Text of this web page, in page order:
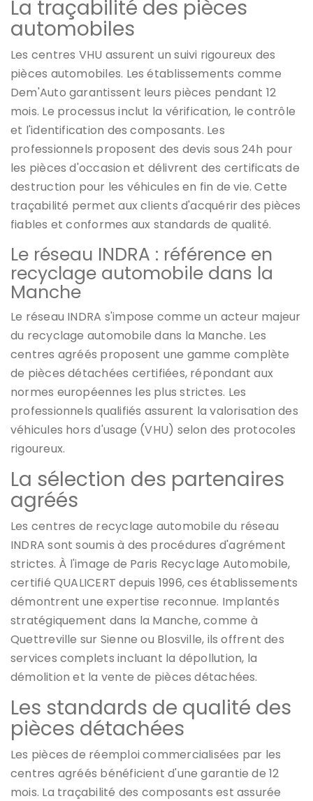
La traçabilité des pièces
automobiles
Les centres VHU assurent un suivi rigoureux des
pièces automobiles. Les établissements comme
Dem'Auto garantissent leurs pièces pendant 12
mois. Le processus inclut la vérification, le contrôle
et l'identification des composants. Les
professionnels proposent des devis sous 24h pour
les pièces d'occasion et délivrent des certificats de
destruction pour les véhicules en fin de vie. Cette
traçabilité permet aux clients d'acquérir des pièces
fiables et conformes aux standards de qualité.
Le réseau INDRA : référence en
recyclage automobile dans la
Manche
Le réseau INDRA s'impose comme un acteur majeur
du recyclage automobile dans la Manche. Les
centres agréés proposent une gamme complète
de pièces détachées certifiées, répondant aux
normes européennes les plus strictes. Les
professionnels qualifiés assurent la valorisation des
véhicules hors d'usage (VHU) selon des protocoles
rigoureux.
La sélection des partenaires
agréés
Les centres de recyclage automobile du réseau
INDRA sont soumis à des procédures d'agrément
strictes. À l'image de Paris Recyclage Automobile,
certifié QUALICERT depuis 1996, ces établissements
démontrent une expertise reconnue. Implantés
stratégiquement dans la Manche, comme à
Quettreville sur Sienne ou Blosville, ils offrent des
services complets incluant la dépollution, la
démolition et la vente de pièces détachées.
Les standards de qualité des
pièces détachées
Les pièces de réemploi commercialisées par les
centres agréés bénéficient d'une garantie de 12
mois. La traçabilité des composants est assurée